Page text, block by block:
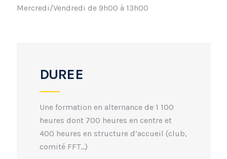
Mercredi/Vendredi de 9h00 à 13h00
DUREE
Une formation en alternance de 1 100
heures dont 700 heures en centre et
400 heures en structure d’accueil (club,
comité FFT…)